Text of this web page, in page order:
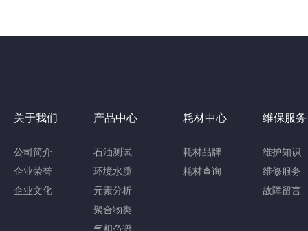
关于我们
公司简介
企业荣誉
企业文化
产品中心
石油测试
环境水质
元素分析
聚合物类
耗材中心
耗材品牌
耗材查询
维保服务
维护知识
维修服务
故障留言